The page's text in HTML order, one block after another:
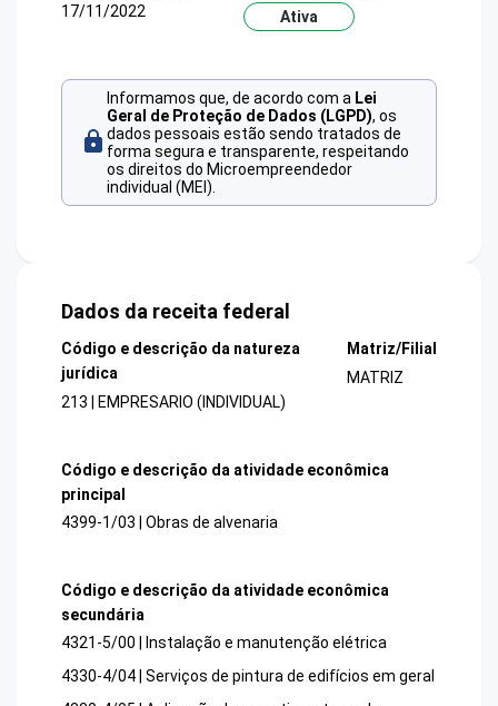
17/11/2022
Ativa
Informamos que, de acordo com a Lei
Geral de Proteção de Dados (LGPD), os
dados pessoais estão sendo tratados de
forma segura e transparente, respeitando
os direitos do Microempreendedor
individual (MEI).
Dados da receita federal
Código e descrição da natureza
jurídica
213 | EMPRESARIO (INDIVIDUAL)
Matriz/Filial
MATRIZ
Código e descrição da atividade econômica
principal
4399-1/03 | Obras de alvenaria
Código e descrição da atividade econômica
secundária
4321-5/00 | Instalação e manutenção elétrica
4330-4/04 | Serviços de pintura de edifícios em geral